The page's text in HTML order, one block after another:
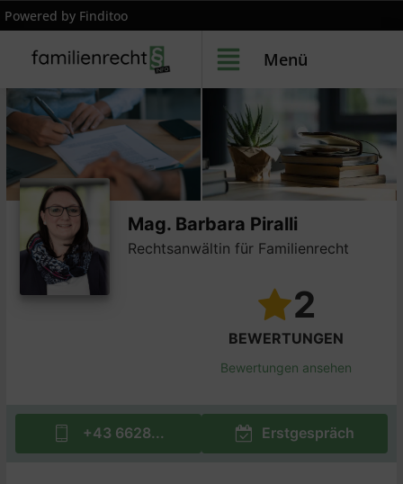
Powered by Finditoo
Menü
Mag. Barbara Piralli
Rechtsanwältin für Familienrecht
2
BEWERTUNGEN
Bewertungen ansehen
+43 6628... Erstgespräch